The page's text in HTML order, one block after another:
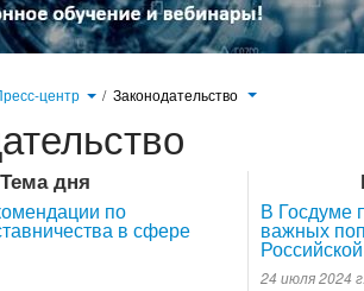
центр / Законодательство
Тема дня
по
в сфере
В Госдуме
важных
24 июля 2024